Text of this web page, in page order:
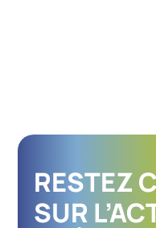
RESTEZ
SUR